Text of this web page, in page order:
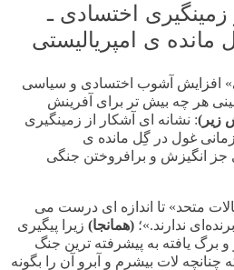
اختسادی ـ
مانده ی امپریالیستی
افزایش آشوب اختسادی و سیاسی
هر چه بیش تر برای آفرینش
زیر): نشانه ای آشکار از زمینگیری
غول در گِل مانده ی
جز انگیزش و برافروختن جنگی
متحد» تا اندازه ای درست می
ندارند.»؛ (همانجا) زیرا پیگیری
برگ یافته به پیشرفته ترین جنگ
چنانچه لات بیشرم و آبرو آن را بگونه